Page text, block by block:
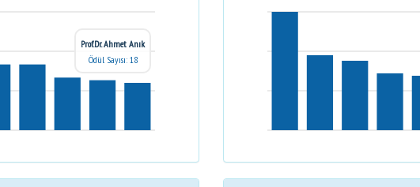
Prof.Dr. Ahmet Anık
Ödül Sayısı: 18